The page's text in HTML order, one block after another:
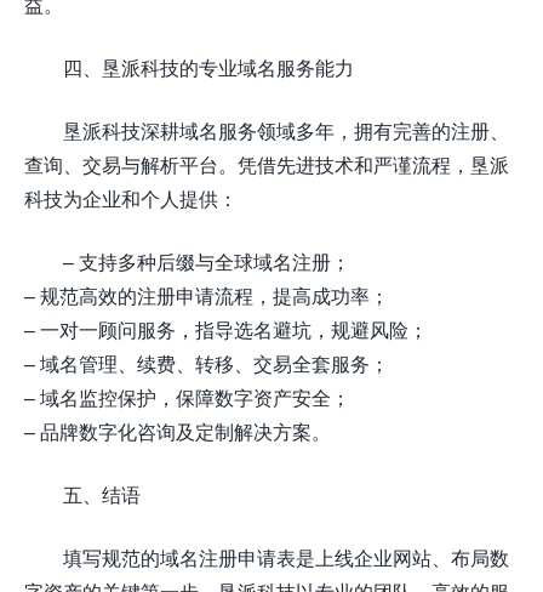
四、垦派科技的专业域名服务能力
垦派科技深耕域名服务领域多年，拥有完善的注册、
查询、交易与解析平台。凭借先进技术和严谨流程，垦派
科技为企业和个人提供：
– 支持多种后缀与全球域名注册；
– 规范高效的注册申请流程，提高成功率；
– 一对一顾问服务，指导选名避坑，规避风险；
– 域名管理、续费、转移、交易全套服务；
– 域名监控保护，保障数字资产安全；
– 品牌数字化咨询及定制解决方案。
五、结语
填写规范的域名注册申请表是上线企业网站、布局数